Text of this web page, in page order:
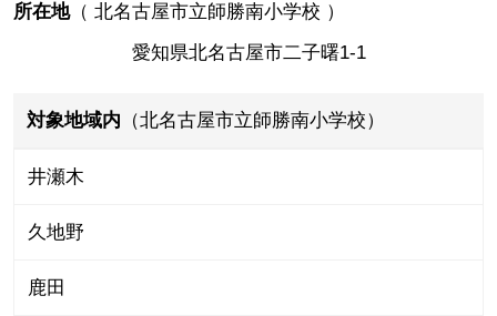
所在地（ 北名古屋市立師勝南小学校 ）
愛知県北名古屋市二子曙1-1
対象地域内 （北名古屋市立師勝南小学校）
井瀬木
久地野
鹿田